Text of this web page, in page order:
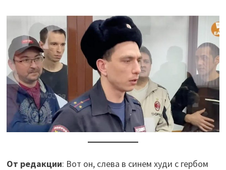
От редакции: Вот он, слева в синем худи с гербом